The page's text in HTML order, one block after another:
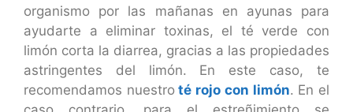
organismo por las mañanas en ayunas para
ayudarte a eliminar toxinas, el té verde con
limón corta la diarrea, gracias a las propiedades
astringentes del limón. En este caso, te
recomendamos nuestro té rojo con limón. En el